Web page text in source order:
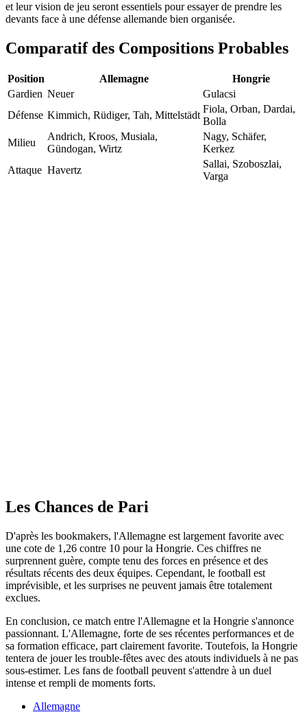
et leur vision de jeu seront essentiels pour essayer de prendre les
devants face à une défense allemande bien organisée.
Comparatif des Compositions Probables
Position Allemagne
Hongrie
Gardien Neuer
Gulacsi
Défense Kimmich, Rüdiger, Tah, Mittelstädt
Fiola, Orban, Dardai,
Bolla
Milieu
Andrich, Kroos, Musiala,
Gündogan, Wirtz
Nagy, Schäfer,
Kerkez
Attaque Havertz
Sallai, Szoboszlai,
Varga
Les Chances de Pari
D'après les bookmakers, l'Allemagne est largement favorite avec
une cote de 1,26 contre 10 pour la Hongrie. Ces chiffres ne
surprennent guère, compte tenu des forces en présence et des
résultats récents des deux équipes. Cependant, le football est
imprévisible, et les surprises ne peuvent jamais être totalement
exclues.
En conclusion, ce match entre l'Allemagne et la Hongrie s'annonce
passionnant. L'Allemagne, forte de ses récentes performances et de
sa formation efficace, part clairement favorite. Toutefois, la Hongrie
tentera de jouer les trouble-fêtes avec des atouts individuels à ne pas
sous-estimer. Les fans de football peuvent s'attendre à un duel
intense et rempli de moments forts.
Allemagne